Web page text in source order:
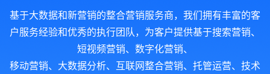
基于大数据和新营销的整合营销服务商，我们拥有丰富的客
户服务经验和优秀的执行团队，为客户提供基于搜索营销、
短视频营销、数字化营销、
移动营销、大数据分析、互联网整合营销、托管运营、技术